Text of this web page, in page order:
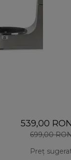
539,00
699,00
Preț